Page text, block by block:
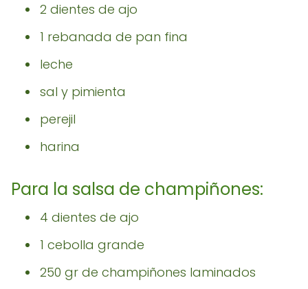
2 dientes de ajo
1 rebanada de pan fina
leche
sal y pimienta
perejil
harina
Para la salsa de champiñones:
4 dientes de ajo
1 cebolla grande
250 gr de champiñones laminados